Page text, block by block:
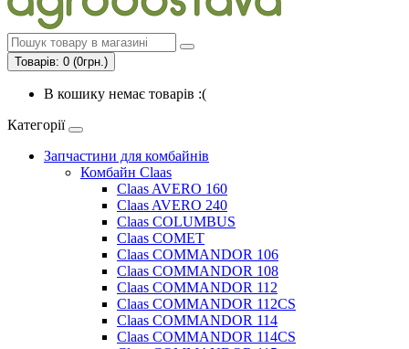
Товарів: 0 (0грн.)
В кошику немає товарів :(
Категорії
Запчастини для комбайнів
Комбайн Claas
Claas AVERO 160
Claas AVERO 240
Claas COLUMBUS
Claas COMET
Claas COMMANDOR 106
Claas COMMANDOR 108
Claas COMMANDOR 112
Claas COMMANDOR 112CS
Claas COMMANDOR 114
Claas COMMANDOR 114CS